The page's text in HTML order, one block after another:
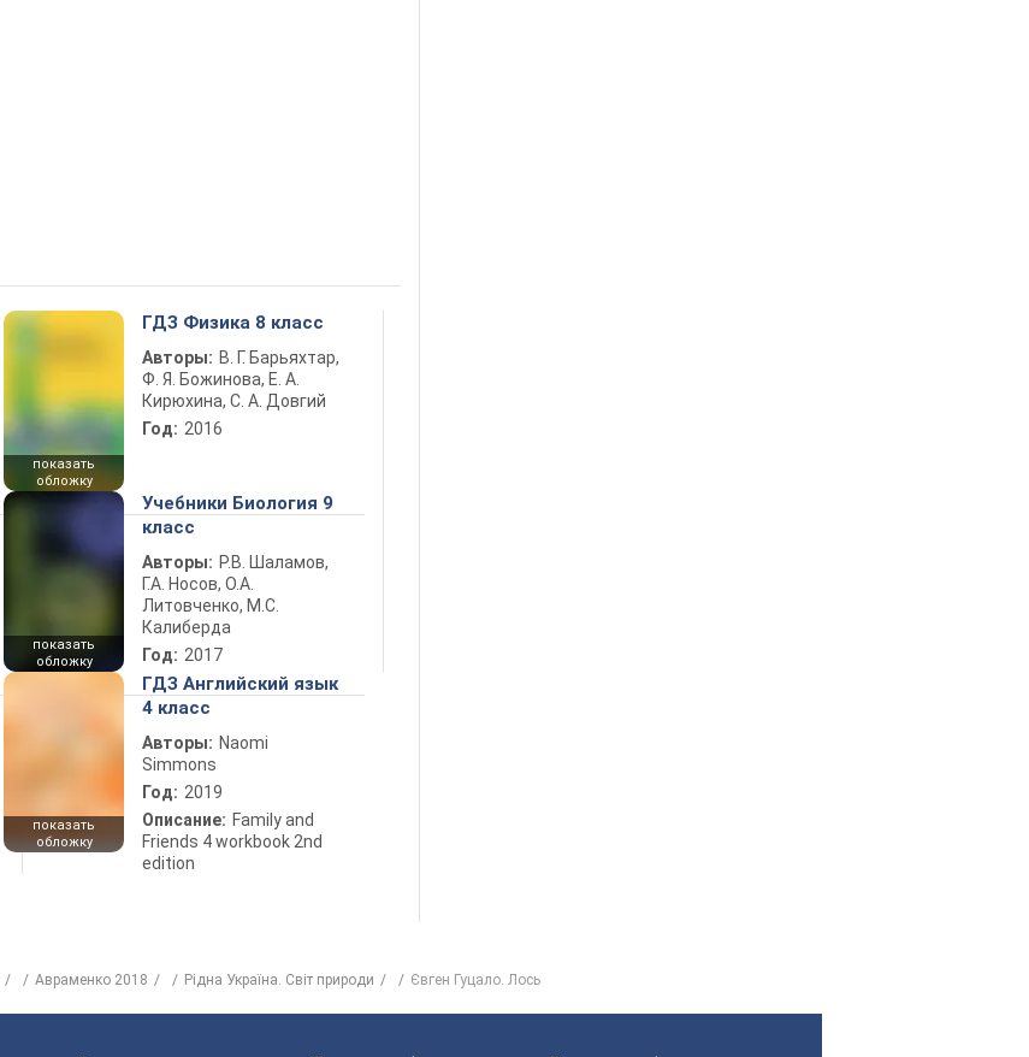
показать
обложку
ГДЗ Физика 8 класс
Авторы: В. Г. Барьяхтар,
Ф. Я. Божинова, Е. А.
Кирюхина, С. А. Довгий
Год: 2016
показать
обложку
Учебники Биология 9
класс
Авторы: Р.В. Шаламов,
Г.А. Носов, О.А.
Литовченко, М.С.
Калиберда
Год: 2017
показать
обложку
ГДЗ Английский язык
4 класс
Авторы: Naomi
Simmons
Год: 2019
Описание: Family and
Friends 4 workbook 2nd
edition
Авраменко 2018 Рідна Україна. Світ природи Євген Гуцало. Лось